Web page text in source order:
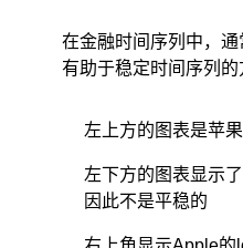
在金融时间序列中，
有助于稳定时间序列
左上方的图表是苹
左下方的图表显示
因此不是平稳的